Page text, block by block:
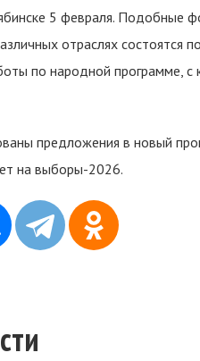
5 февраля. Подобные
отраслях состоятся
по народной программе,
предложения в новый
на выборы-2026.